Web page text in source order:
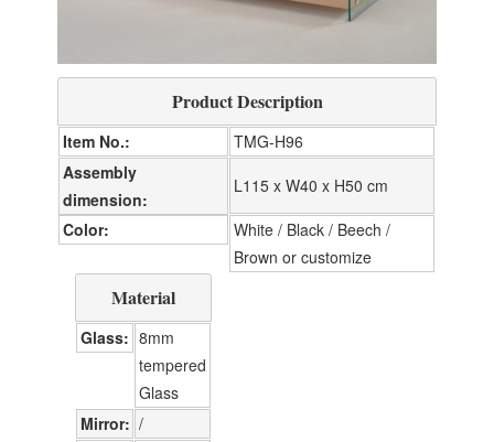
Product Description
Item No.
TMG-H96
Assembly
dimension
L115 x W40 x H50 cm
Color
White / Black / Beech /
Brown or customize
Material
Glass
8mm
tempered
Glass
Mirror
/